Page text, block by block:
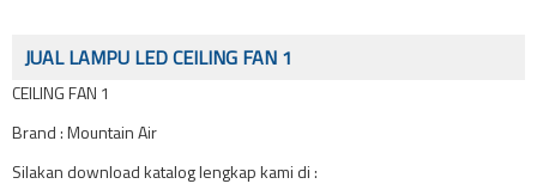
JUAL LAMPU LED CEILING FAN 1
CEILING FAN 1
Brand : Mountain Air
Silakan download katalog lengkap kami di :